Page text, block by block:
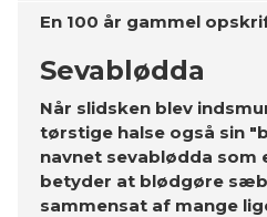
En 100 år gammel
Sevablødda
Når slidsken blev
tørstige halse også sin
navnet sevablødda som
betyder at blødgøre
sammensat af mange